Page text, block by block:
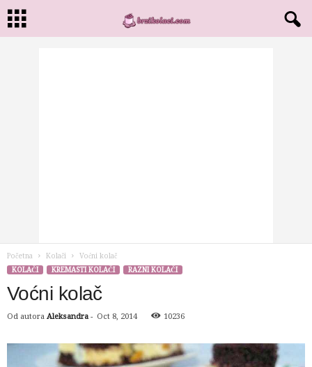
Početna Kolači
Voćni kolač
KOLAČI
KREMASTI KOLAČI RAZNI KOLAČI
Voćni kolač
Od autora Aleksandra - Oct 8, 2014 10236